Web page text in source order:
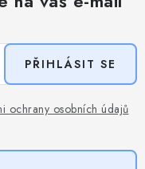
ochrany osobních údajů
PŘIHLÁSIT SE